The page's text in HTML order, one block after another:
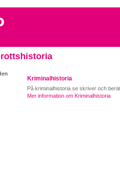
Kriminalhistoria
På kriminalhistoria.se skriver och
Mer information om Kriminalhistoria